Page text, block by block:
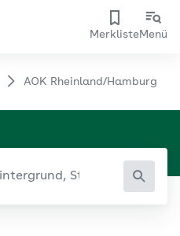
MerklisteMenü
AOK Rheinland/Hamburg